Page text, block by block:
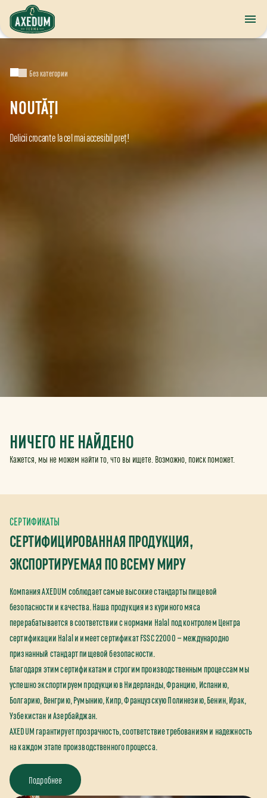
Без категории
NOUTĂȚI
Delicii crocante la cel mai accesibil preț!
НИЧЕГО НЕ НАЙДЕНО
Кажется, мы не можем найти то, что вы ищете. Возможно, поиск поможет.
СЕРТИФИКАТЫ
СЕРТИФИЦИРОВАННАЯ ПРОДУКЦИЯ,
ЭКСПОРТИРУЕМАЯ ПО ВСЕМУ МИРУ
Компания AXEDUM соблюдает самые высокие стандарты пищевой
безопасности и качества. Наша продукция из куриного мяса
перерабатывается в соответствии с нормами Halal под контролем Центра
сертификации Halal и имеет сертификат FSSC 22000 — международно
признанный стандарт пищевой безопасности.
Благодаря этим сертификатам и строгим производственным процессам мы
успешно экспортируем продукцию в Нидерланды, Францию, Испанию,
Болгарию, Венгрию, Румынию, Кипр, Французскую Полинезию, Бенин, Ирак,
Узбекистан и Азербайджан.
AXEDUM гарантирует прозрачность, соответствие требованиям и надежность
на каждом этапе производственного процесса.
Подробнее